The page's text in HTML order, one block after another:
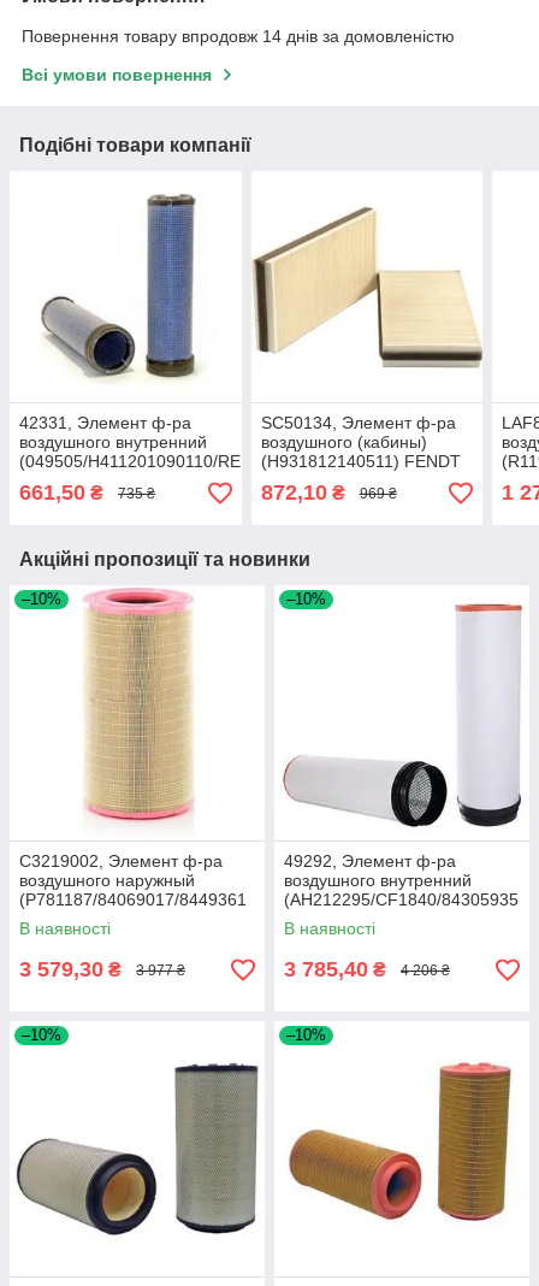
Повернення товару впродовж 14 днів за домовленістю
Всі умови повернення
Подібні товари компанії
42331, Элемент ф-ра
воздушного внутренний
(049505/H411201090110/RE171236)
МТЗ 922, Fendt, Merlo
661,50 ₴ 735 ₴
SC50134, Элемент ф-ра
воздушного (кабины)
(H931812140511) FENDT
872,10₴ 969 ₴ 1
Акційні пропозиції та новинки
–10%
C3219002, Элемент ф-ра
воздушного наружный
(P781187/84069017/8449361
2), MF7278/CX8080
В наявності
3 579,30 ₴ 3 977 ₴
–10%
49292, Элемент ф-ра
воздушного внутренний
(AH212295/CF1840/84305935
), JD9760/9880, Torum 740
В наявності
3 785,40 ₴ 4 206 ₴
–10% –10%